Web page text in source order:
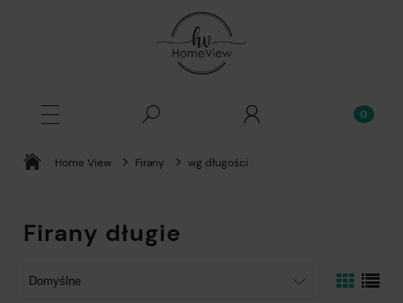
Home View Firany wg długości
Firany długie